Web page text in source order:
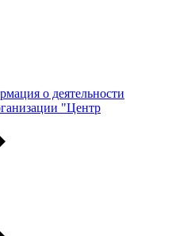
о деятельности
"Центр